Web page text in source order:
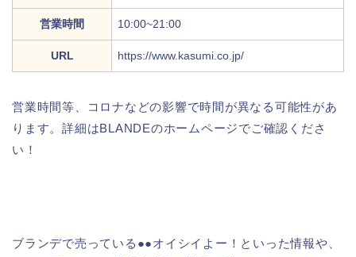
営業時間 10:00~21:00
URL https://www.kasumi.co.jp/
営業時間等、コロナなどの影響で時間が異なる可能性があ
ります。詳細はBLANDEのホームページでご確認くださ
い！
ブランデで売っている●●オイシイよー！といった情報や、